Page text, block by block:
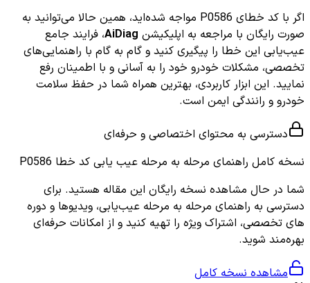
اگر با کد خطای P0586 مواجه شده‌اید، همین حالا می‌توانید به
صورت رایگان با مراجعه به اپلیکیشن AiDiag، فرایند جامع
عیب‌یابی این خطا را پیگیری کنید و گام به گام با راهنمایی‌های
تخصصی، مشکلات خودرو خود را به آسانی و با اطمینان رفع
نمایید. این ابزار کاربردی، بهترین همراه شما در حفظ سلامت
خودرو و رانندگی ایمن است.
دسترسی به محتوای اختصاصی و حرفه‌ای
نسخه کامل راهنمای مرحله به مرحله عیب یابی کد خطا P0586
شما در حال مشاهده نسخه رایگان این مقاله هستید. برای
دسترسی به راهنمای مرحله به مرحله عیب‌یابی، ویدیوها و دوره
های تخصصی، اشتراک ویژه را تهیه کنید و از امکانات حرفه‌ای
بهره‌مند شوید.
مشاهده نسخه کامل